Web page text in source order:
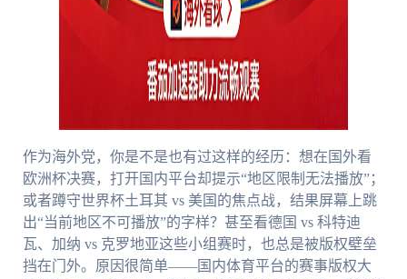
作为海外党，你是不是也有过这样的经历：想在国外看
欧洲杯决赛，打开国内平台却提示“地区限制无法播放”；
或者蹲守世界杯土耳其 vs 美国的焦点战，结果屏幕上跳
出“当前地区不可播放”的字样？甚至看德国 vs 科特迪
瓦、加纳 vs 克罗地亚这些小组赛时，也总是被版权壁垒
挡在门外。原因很简单——国内体育平台的赛事版权大